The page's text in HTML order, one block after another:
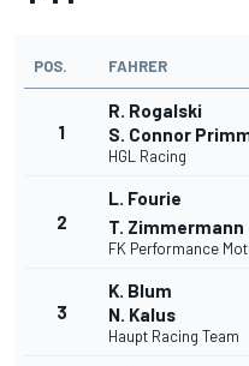
POS. FAHRER
1
R. Rogalski
S. Connor
HGL Racing
2
L. Fourie
T. Zimmermann
FK Performance
3
K. Blum
N. Kalus
Haupt Racing Team